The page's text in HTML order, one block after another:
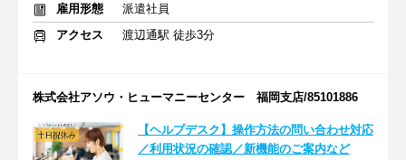
雇用形態
派遣社員
アクセス
渡辺通駅 徒歩3分
株式会社アソウ・ヒューマニーセンター 福岡支店/85101886
【ヘルプデスク】操作方法の問い合わせ対応
／利用状況の確認／新機能のご案内など